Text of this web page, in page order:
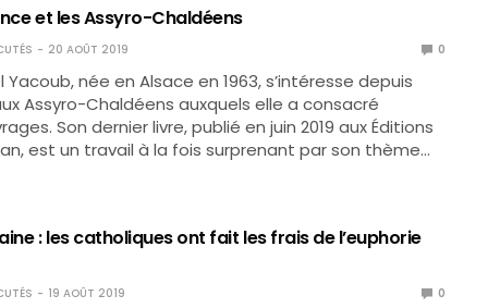
et les Assyro-Chaldéens
20 AOÛT 2019 0
Yacoub, née en Alsace en 1963, s’intéresse depuis
Assyro-Chaldéens auxquels elle a consacré
Son dernier livre, publié en juin 2019 aux Éditions
est un travail à la fois surprenant par son thème…
: les catholiques ont fait les frais de l’euphorie
19 AOÛT 2019 0